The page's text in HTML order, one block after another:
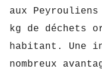
aux
kg de déchets
habitant.
Une
nombreux